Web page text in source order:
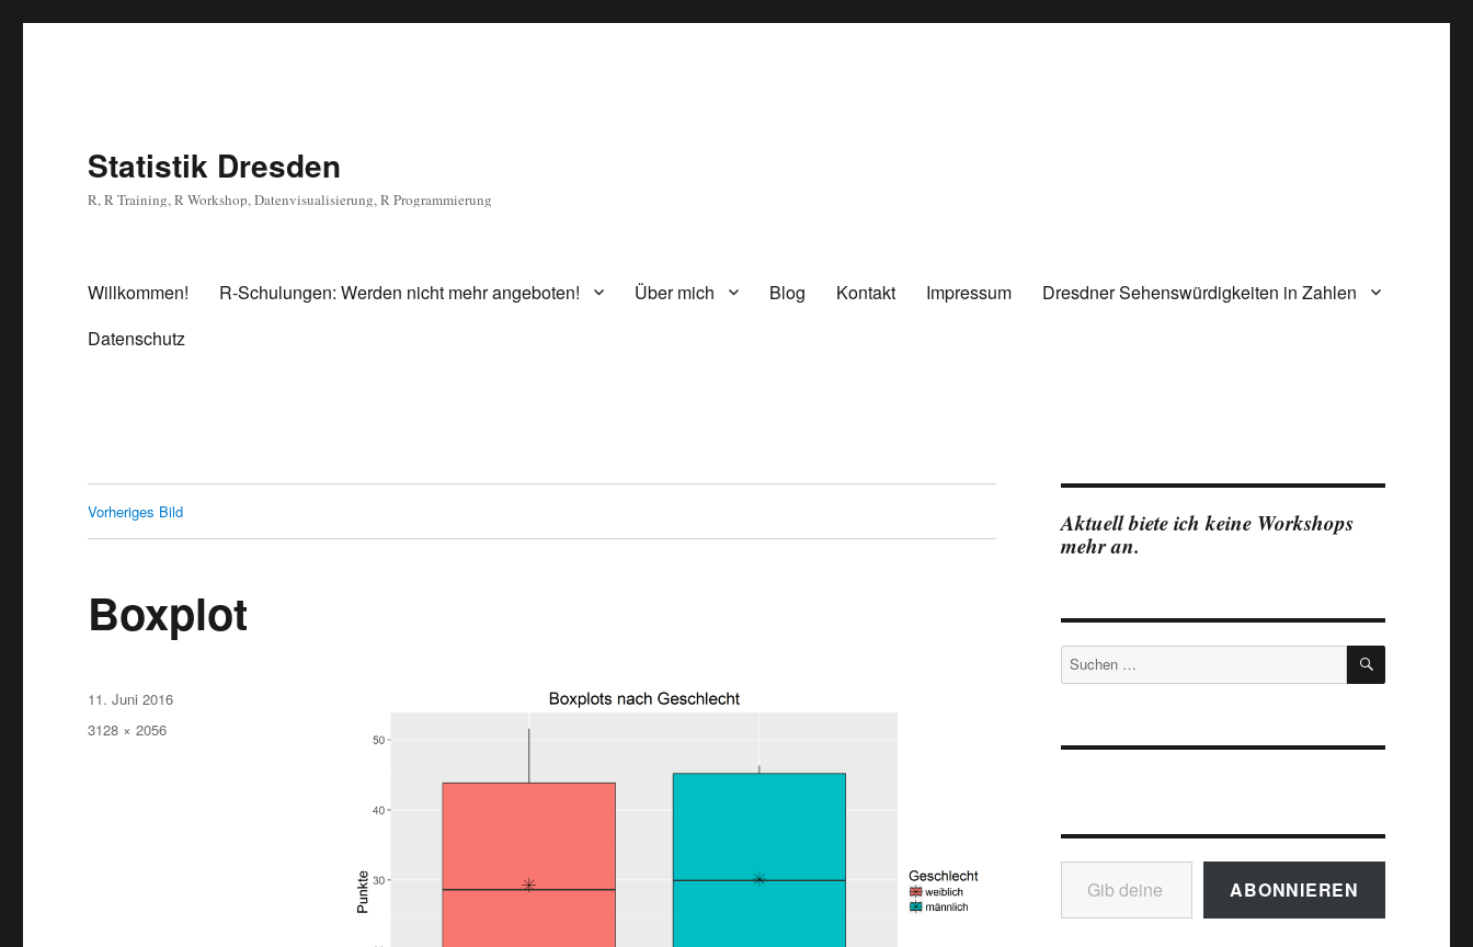
Statistik Dresden
R, R Training, R Workshop, Datenvisualisierung, R Programmierung
Willkommen! R-Schulungen: Werden nicht mehr angeboten! Über mich Blog Kontakt Impressum
Dresdner Sehenswürdigkeiten in Zahlen
Datenschutz
Vorheriges Bild
Boxplot
Veröffentlicht
am
11. Juni 2016
Originalgröße
3128 × 2056
Aktuell biete ich keine Workshops
mehr an.
Suchen
nach:
SUCHEN
Gib deine E-Mail-Adresse ein ...
ABONNIEREN